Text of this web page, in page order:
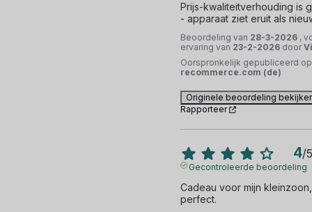
Prijs-kwaliteitverhouding is
- apparaat ziet eruit als
Beoordeling van 28-3-2026 ,
ervaring van 23-2-2026 door
Oorspronkelijk gepubliceerd op
recommerce.com (de)
Originele beoordeling
Rapporteer
4/5
Gecontroleerde beoordeling
Cadeau voor mijn
perfect.